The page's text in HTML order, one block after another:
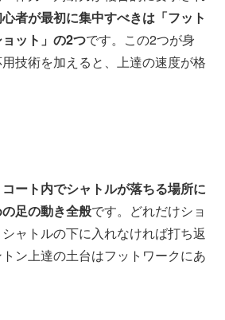
者が最初に集中すべきは「フット
ット」の2つです。この2つが身
技術を加えると、上達の速度が格
コート内でシャトルが落ちる場所に
足の動き全般です。どれだけショ
ャトルの下に入れなければ打ち返
ン上達の土台はフットワークにあ